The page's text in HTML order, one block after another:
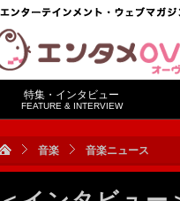
特集・インタビュー
FEATURE & INTERVIEW
音楽 音楽ニュース